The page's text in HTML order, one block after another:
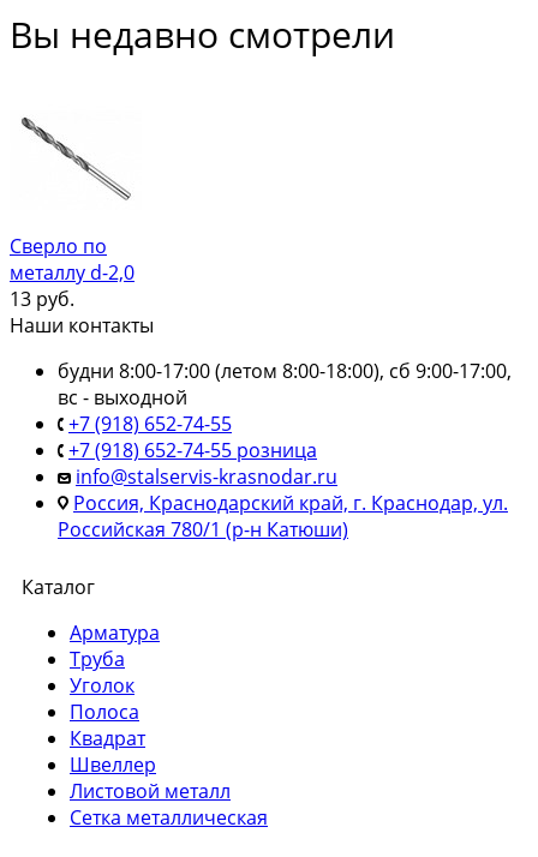
Вы недавно смотрели
Сверло по
металлу d-2,0
13 руб.
Наши контакты
будни 8:00-17:00 (летом 8:00-18:00), сб 9:00-17:00,
вс - выходной
+7 (918) 652-74-55
+7 (918) 652-74-55 розница
info@stalservis-krasnodar.ru
Россия, Краснодарский край, г. Краснодар, ул.
Российская 780/1 (р-н Катюши)
Каталог
Арматура
Труба
Уголок
Полоса
Квадрат
Швеллер
Листовой металл
Сетка металлическая